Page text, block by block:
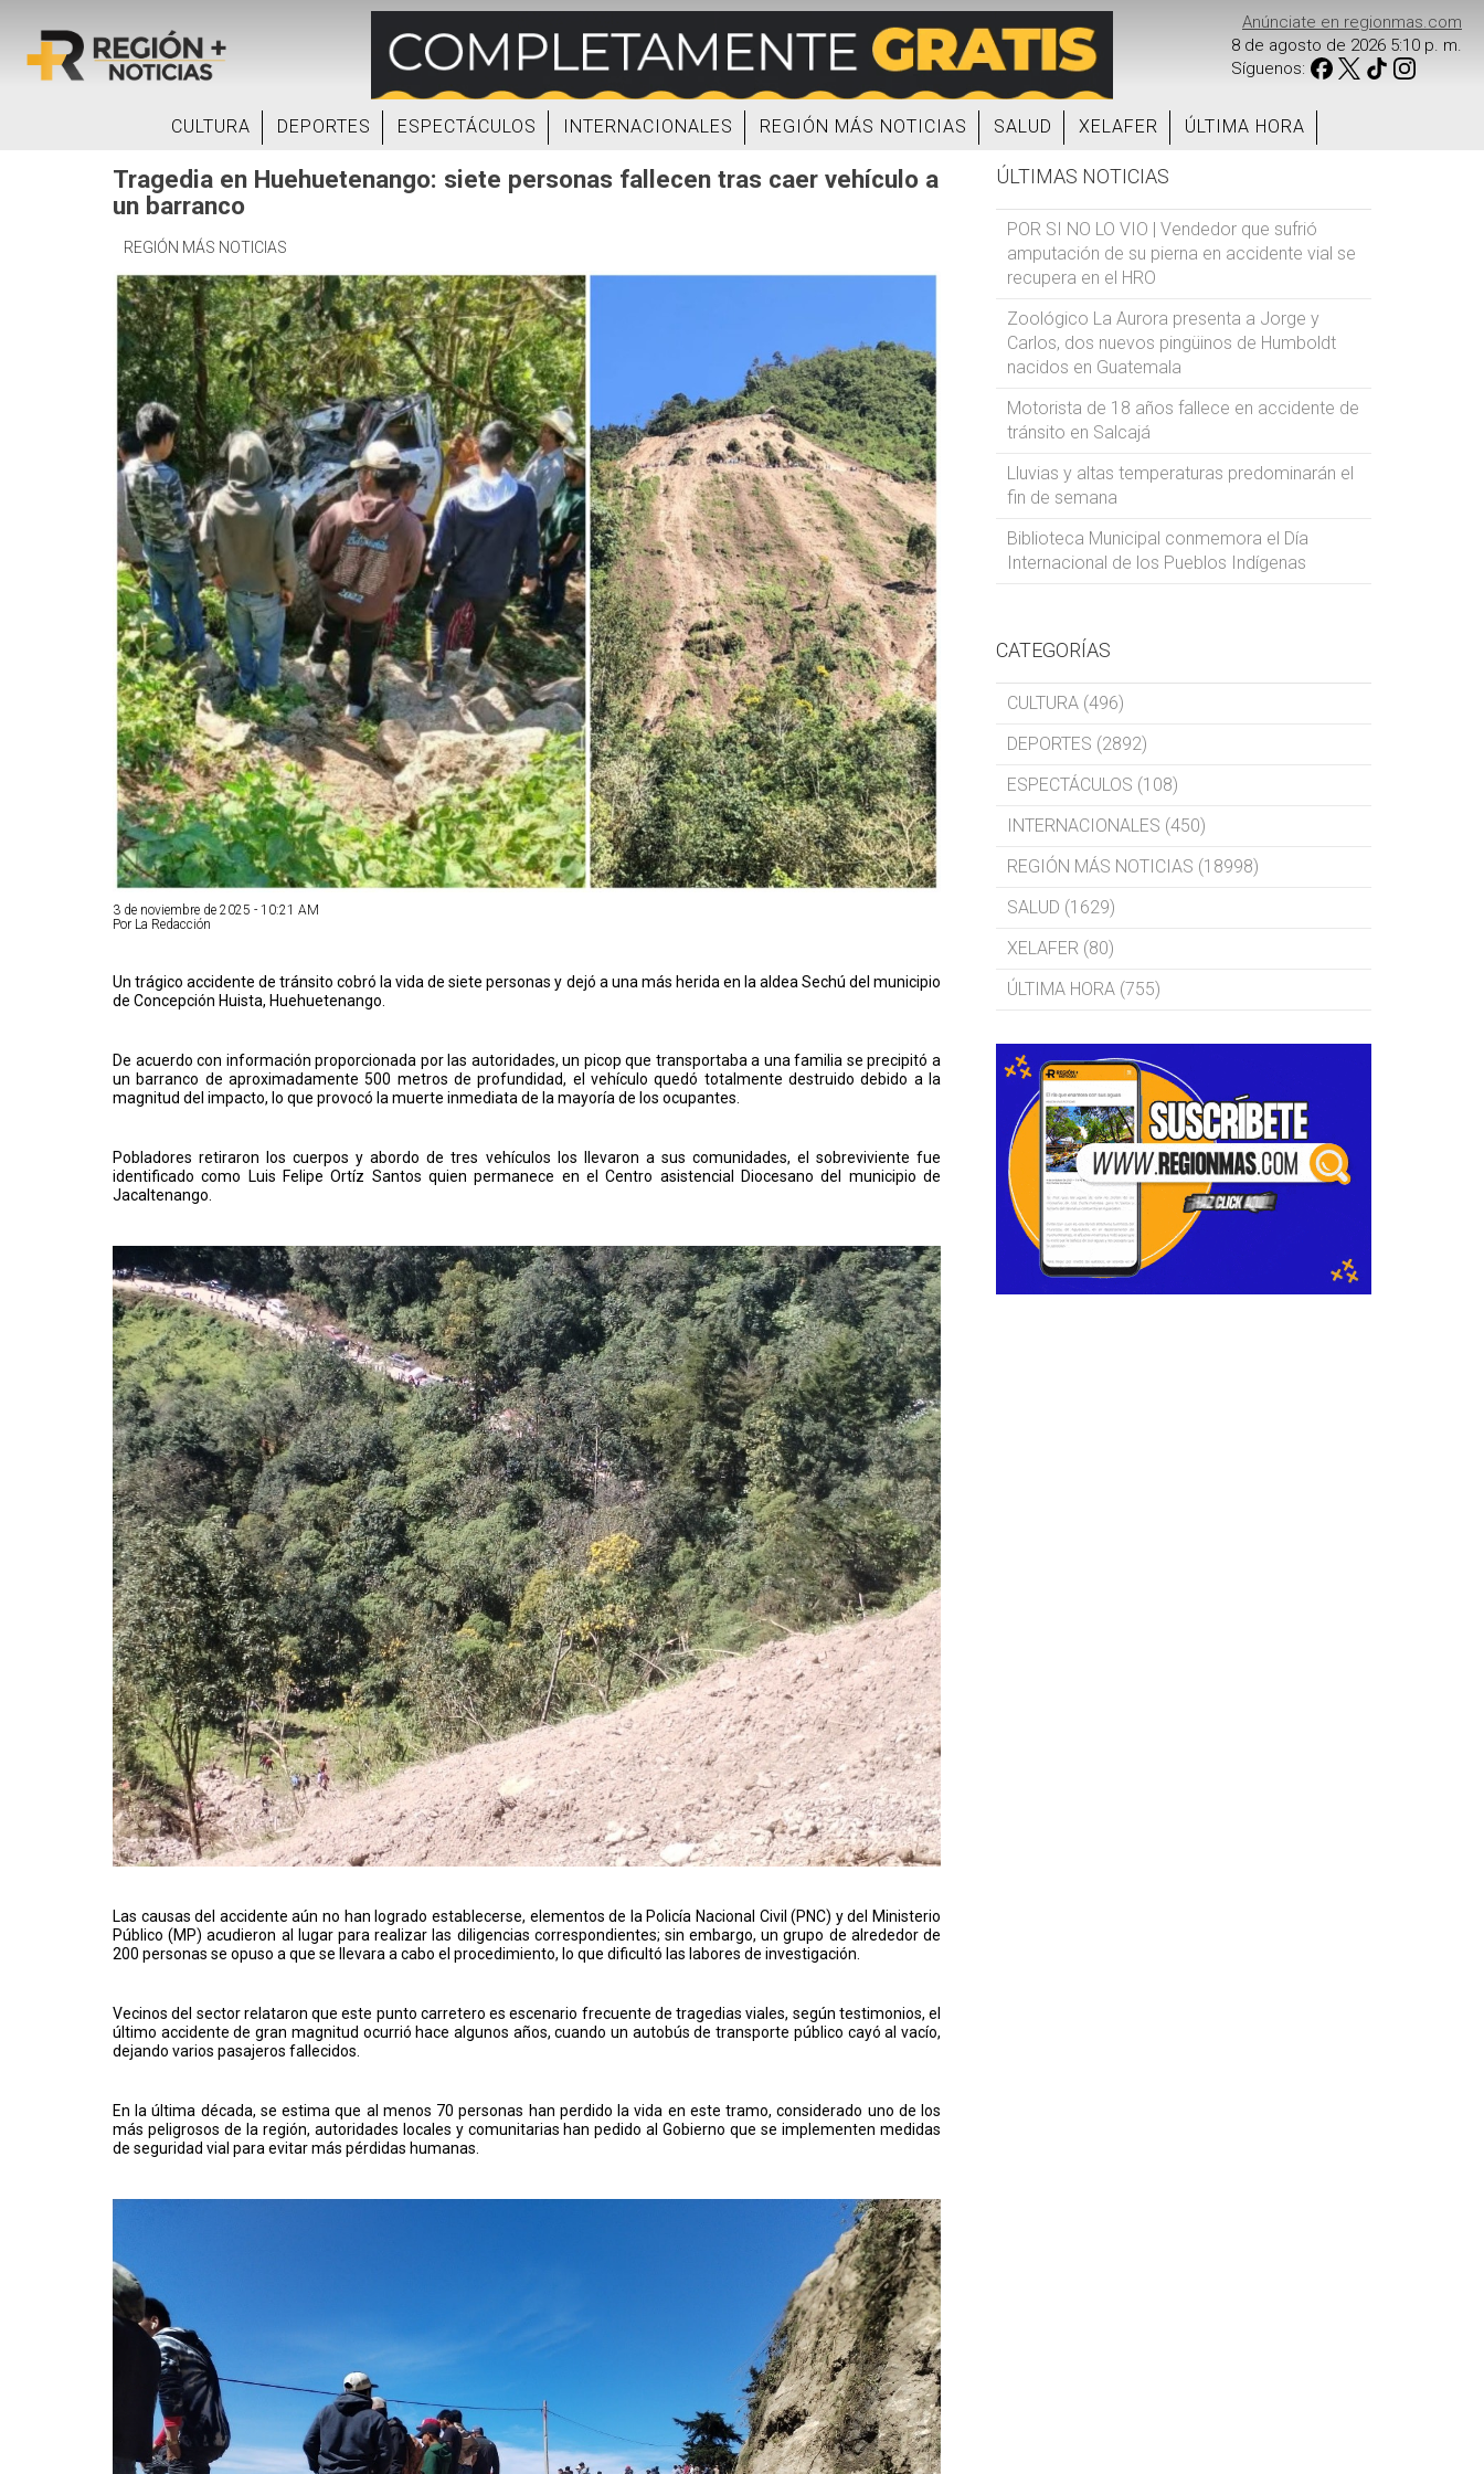
Anúnciate en regionmas.com
8 de agosto de 2026 5:10 p. m.
Síguenos:
CULTURA DEPORTES ESPECTÁCULOS INTERNACIONALES REGIÓN MÁS NOTICIAS SALUD XELAFER ÚLTIMA HORA
Tragedia en Huehuetenango: siete personas fallecen tras caer vehículo a
un barranco
REGIÓN MÁS NOTICIAS
3 de noviembre de 2025 - 10:21 AM
Por La Redacción
Un trágico accidente de tránsito cobró la vida de siete personas y dejó a una más herida en la aldea Sechú del municipio
de Concepción Huista, Huehuetenango.
De acuerdo con información proporcionada por las autoridades, un picop que transportaba a una familia se precipitó a
un barranco de aproximadamente 500 metros de profundidad, el vehículo quedó totalmente destruido debido a la
magnitud del impacto, lo que provocó la muerte inmediata de la mayoría de los ocupantes.
Pobladores retiraron los cuerpos y abordo de tres vehículos los llevaron a sus comunidades, el sobreviviente fue
identificado como Luis Felipe Ortíz Santos quien permanece en el Centro asistencial Diocesano del municipio de
Jacaltenango.
Las causas del accidente aún no han logrado establecerse, elementos de la Policía Nacional Civil (PNC) y del Ministerio
Público (MP) acudieron al lugar para realizar las diligencias correspondientes; sin embargo, un grupo de alrededor de
200 personas se opuso a que se llevara a cabo el procedimiento, lo que dificultó las labores de investigación.
Vecinos del sector relataron que este punto carretero es escenario frecuente de tragedias viales, según testimonios, el
último accidente de gran magnitud ocurrió hace algunos años, cuando un autobús de transporte público cayó al vacío,
dejando varios pasajeros fallecidos.
En la última década, se estima que al menos 70 personas han perdido la vida en este tramo, considerado uno de los
más peligrosos de la región, autoridades locales y comunitarias han pedido al Gobierno que se implementen medidas
de seguridad vial para evitar más pérdidas humanas.
ÚLTIMAS NOTICIAS
POR SI NO LO VIO | Vendedor que sufrió
amputación de su pierna en accidente vial se
recupera en el HRO
Zoológico La Aurora presenta a Jorge y
Carlos, dos nuevos pingüinos de Humboldt
nacidos en Guatemala
Motorista de 18 años fallece en accidente de
tránsito en Salcajá
Lluvias y altas temperaturas predominarán el
fin de semana
Biblioteca Municipal conmemora el Día
Internacional de los Pueblos Indígenas
CATEGORÍAS
CULTURA (496)
DEPORTES (2892)
ESPECTÁCULOS (108)
INTERNACIONALES (450)
REGIÓN MÁS NOTICIAS (18998)
SALUD (1629)
XELAFER (80)
ÚLTIMA HORA (755)